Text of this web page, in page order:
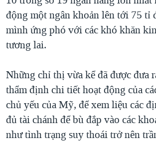
hướng
chính
Đi
tới
MỤC
TỰ DO BÁO CHÍ
VẠCH TRẦN TIN GIẢ
ĐỜI SỐNG
KINH TẾ
KHOA HỌC
SỨC KHOẺ
CHUYÊN ĐỀ
CHIẾN TRANH THƯƠNG MẠI CỦA MỸ:
TẠI
HÀNH TRÌNH BẦU CỬ 2024
MỘT NĂM CHIẾN TRANH TẠI DẢI GAZA
GIẢI MÃ VÀNH ĐAI & CON ĐƯỜNG
NGÀY TỊ NẠN THẾ GIỚI
TRỊNH VĨNH BÌNH - NGƯỜI HẠ 'BÊN
HỌC TIẾNG ANH
NGHE
MẠNG XÃ HỘI
động một ngân khoản lên tới 75 tỉ
mình ứng phó với các khó khăn
tương lai.
Những chỉ thị vừa kể đã được đưa
thẩm định chi tiết hoạt động của
chủ yếu của Mỹ, để xem liệu các
đủ tài chánh để bù đắp vào các
như tình trạng suy thoái trở nên